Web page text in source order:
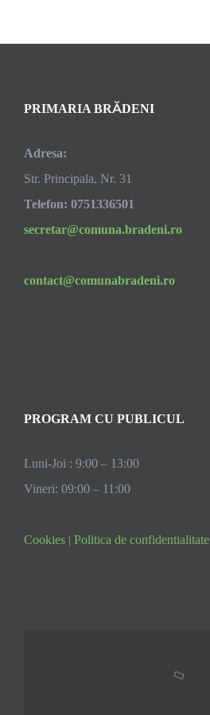
PRIMARIA BRĂDENI
Adresa:
Str. Principala, Nr. 31
Telefon: 0751336501
secretar@comuna.bradeni.ro
contact@comunabradeni.ro
PROGRAM CU PUBLICUL
Luni-Joi : 9:00 – 13:00
Vineri: 09:00 – 11:00
Cookies | Politica de confidentialitate